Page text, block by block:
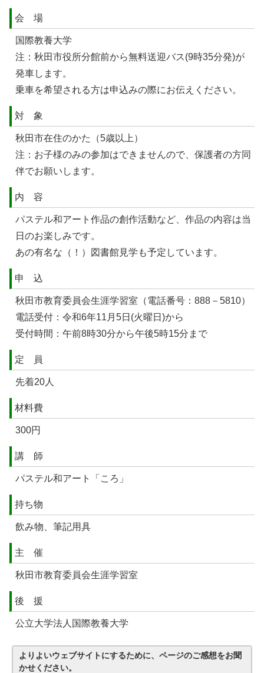
会 場
国際教養大学
注：秋田市役所分館前から無料送迎バス(9時35分発)が
発車します。
乗車を希望される方は申込みの際にお伝えください。
対 象
秋田市在住のかた（5歳以上）
注：お子様のみの参加はできませんので、保護者の方同
伴でお願いします。
内 容
パステル和アート作品の創作活動など、作品の内容は当
日のお楽しみです。
あの有名な（！）図書館見学も予定しています。
申 込
秋田市教育委員会生涯学習室（電話番号：888－5810）
電話受付：令和6年11月5日(火曜日)から
受付時間：午前8時30分から午後5時15分まで
定 員
先着20人
材料費
300円
講 師
パステル和アート「ころ」
持ち物
飲み物、筆記用具
主 催
秋田市教育委員会生涯学習室
後 援
公立大学法人国際教養大学
よりよいウェブサイトにするために、ページのご感想をお聞
かせください。